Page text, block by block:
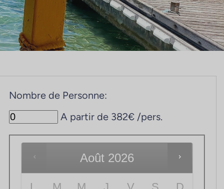
Nombre de Personne:
A partir de 382€ /pers.
Août 2026